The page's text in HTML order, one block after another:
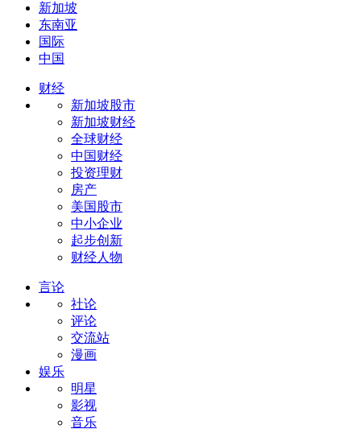
新加坡
东南亚
国际
中国
财经
新加坡股市
新加坡财经
全球财经
中国财经
投资理财
房产
美国股市
中小企业
起步创新
财经人物
言论
社论
评论
交流站
漫画
娱乐
明星
影视
音乐